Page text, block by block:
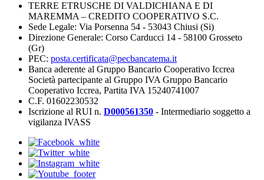
TERRE ETRUSCHE DI VALDICHIANA E DI
MAREMMA – CREDITO COOPERATIVO S.C.
Sede Legale: Via Porsenna 54 - 53043 Chiusi (Si)
Direzione Generale: Corso Carducci 14 - 58100 Grosseto
(Gr)
PEC: posta.certificata@pecbancatema.it
Banca aderente al Gruppo Bancario Cooperativo Iccrea
Società partecipante al Gruppo IVA Gruppo Bancario
Cooperativo Iccrea, Partita IVA 15240741007
C.F. 01602230532
Iscrizione al RUI n. D000561350 - Intermediario soggetto a
vigilanza IVASS